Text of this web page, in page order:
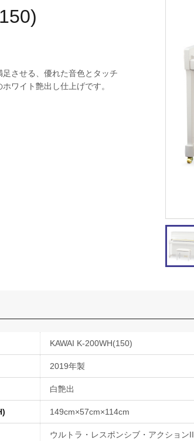
させる、優れた音色とタッチ
ワイト艶出し仕上げです。
KAWAI K-200WH(150)
2019年製
白艶出
149cm×57cm×114cm
ウルトラ・レスポンシブ・アクションII